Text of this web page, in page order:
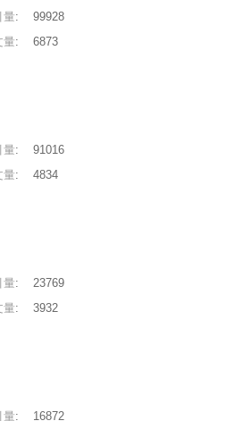
量:
99928
量: 6873
量:
91016
量: 4834
量:
23769
量: 3932
量: 16872